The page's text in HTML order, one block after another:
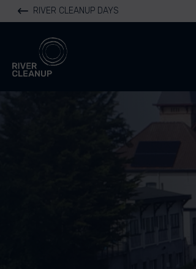
RIVER CLEANUP DAYS
River Cleanup